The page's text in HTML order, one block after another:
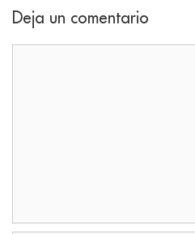
Deja un comentario